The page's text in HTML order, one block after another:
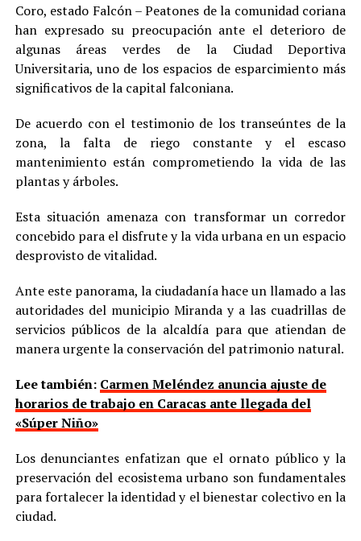
Coro, estado Falcón – Peatones de la comunidad coriana
han expresado su preocupación ante el deterioro de
algunas áreas verdes de la Ciudad Deportiva
Universitaria, uno de los espacios de esparcimiento más
significativos de la capital falconiana.
De acuerdo con el testimonio de los transeúntes de la
zona, la falta de riego constante y el escaso
mantenimiento están comprometiendo la vida de las
plantas y árboles.
Esta situación amenaza con transformar un corredor
concebido para el disfrute y la vida urbana en un espacio
desprovisto de vitalidad.
Ante este panorama, la ciudadanía hace un llamado a las
autoridades del municipio Miranda y a las cuadrillas de
servicios públicos de la alcaldía para que atiendan de
manera urgente la conservación del patrimonio natural.
Lee también: Carmen Meléndez anuncia ajuste de
horarios de trabajo en Caracas ante llegada del
«Súper Niño»
Los denunciantes enfatizan que el ornato público y la
preservación del ecosistema urbano son fundamentales
para fortalecer la identidad y el bienestar colectivo en la
ciudad.